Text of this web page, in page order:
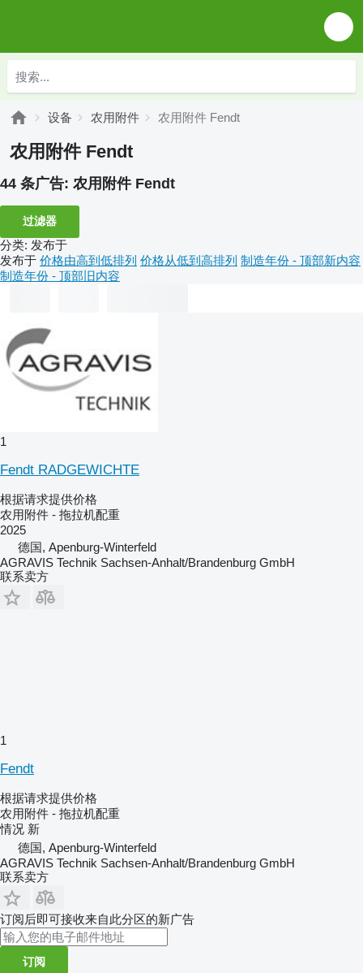
设备 农用附件 农用附件 Fendt
农用附件 Fendt
44 条广告: 农用附件 Fendt
过滤器
分类: 发布于
发布于 价格由高到低排列 价格从低到高排列 制造年份 - 顶部新内容
制造年份 - 顶部旧内容
1
Fendt RADGEWICHTE
根据请求提供价格
农用附件 - 拖拉机配重
2025
德国, Apenburg-Winterfeld
AGRAVIS Technik Sachsen-Anhalt/Brandenburg GmbH
联系卖方
1
Fendt
根据请求提供价格
农用附件 - 拖拉机配重
情况 新
德国, Apenburg-Winterfeld
AGRAVIS Technik Sachsen-Anhalt/Brandenburg GmbH
联系卖方
订阅后即可接收来自此分区的新广告
订阅